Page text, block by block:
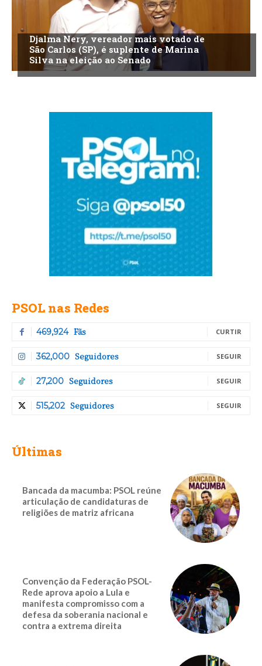
Djalma Nery, vereador mais votado de
São Carlos (SP), é suplente de Marina
Silva na eleição ao Senado
PSOL nas Redes
469,924 Fãs CURTIR
362,000 Seguidores SEGUIR
27,200 Seguidores SEGUIR
515,202 Seguidores SEGUIR
Últimas
Bancada da macumba: PSOL reúne
articulação de candidaturas de
religiões de matriz africana
Convenção da Federação PSOL-
Rede aprova apoio a Lula e
manifesta compromisso com a
defesa da soberania nacional e
contra a extrema direita